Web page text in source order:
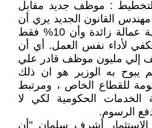
: موظف جديد مقابل
أن مهندس القانون الجديد يري أن
90% من موظفي الحكومة عمالة زائدة وأن 10% فقط
لأداء نفس العمل. أي أن
حكومي يضم 600 ألف إلي مليون موظف قادر علي
يبوح به الوزير هو ان ذلك
للقطاع الخاص ، ومرتبط
الحكومية لكي لا
الرسوم.
أشرف سلمان "أن